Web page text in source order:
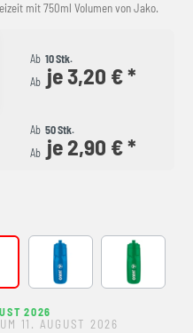
mit 750ml Volumen von Jako.
Ab 10 Stk.
Ab je 3,20 € *
Ab 50 Stk.
Ab je 2,90 € *
JAKO blau sportgrün
2026
11. AUGUST 2026